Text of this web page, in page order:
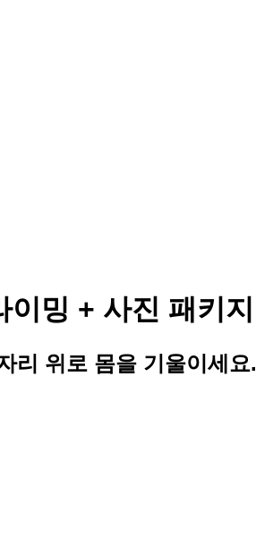
밍 + 사진 패키지
리 위로 몸을 기울이세요.